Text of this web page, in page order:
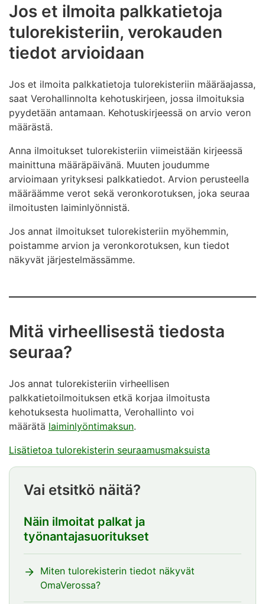
Jos et ilmoita palkkatietoja
tulorekisteriin, verokauden
tiedot arvioidaan
Jos et ilmoita palkkatietoja tulorekisteriin määräajassa,
saat Verohallinnolta kehotuskirjeen, jossa ilmoituksia
pyydetään antamaan. Kehotuskirjeessä on arvio veron
määrästä.
Anna ilmoitukset tulorekisteriin viimeistään kirjeessä
mainittuna määräpäivänä. Muuten joudumme
arvioimaan yrityksesi palkkatiedot. Arvion perusteella
määräämme verot sekä veronkorotuksen, joka seuraa
ilmoitusten laiminlyönnistä.
Jos annat ilmoitukset tulorekisteriin myöhemmin,
poistamme arvion ja veronkorotuksen, kun tiedot
näkyvät järjestelmässämme.
Mitä virheellisestä tiedosta
seuraa?
Jos annat tulorekisteriin virheellisen
palkkatietoilmoituksen etkä korjaa ilmoitusta
kehotuksesta huolimatta, Verohallinto voi
määrätä laiminlyöntimaksun.
Lisätietoa tulorekisterin seuraamusmaksuista
Vai etsitkö näitä?
Näin ilmoitat palkat ja
työnantajasuoritukset
Miten tulorekisterin tiedot näkyvät
OmaVerossa?